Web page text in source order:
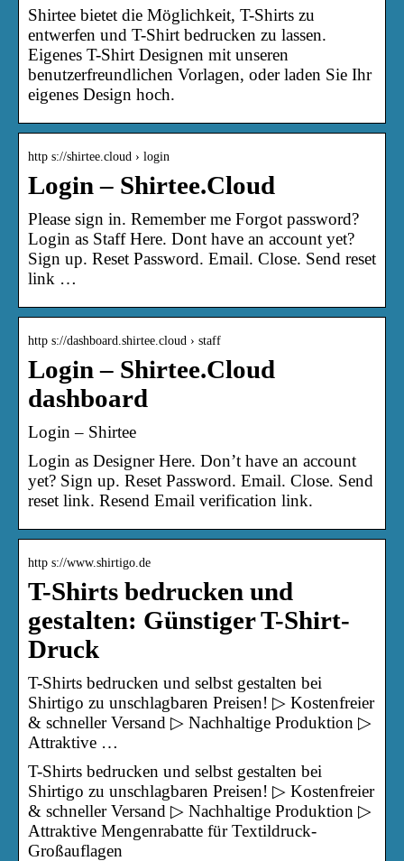
Shirtee bietet die Möglichkeit, T-Shirts zu
entwerfen und T-Shirt bedrucken zu lassen.
Eigenes T-Shirt Designen mit unseren
benutzerfreundlichen Vorlagen, oder laden Sie Ihr
eigenes Design hoch.
http s://shirtee.cloud › login
Login – Shirtee.Cloud
Please sign in. Remember me Forgot password?
Login as Staff Here. Dont have an account yet?
Sign up. Reset Password. Email. Close. Send reset
link …
http s://dashboard.shirtee.cloud › staff
Login – Shirtee.Cloud
dashboard
Login – Shirtee
Login as Designer Here. Don’t have an account
yet? Sign up. Reset Password. Email. Close. Send
reset link. Resend Email verification link.
http s://www.shirtigo.de
T-Shirts bedrucken und
gestalten: Günstiger T-Shirt-
Druck
T-Shirts bedrucken und selbst gestalten bei
Shirtigo zu unschlagbaren Preisen! ▷ Kostenfreier
& schneller Versand ▷ Nachhaltige Produktion ▷
Attraktive …
T-Shirts bedrucken und selbst gestalten bei
Shirtigo zu unschlagbaren Preisen! ▷ Kostenfreier
& schneller Versand ▷ Nachhaltige Produktion ▷
Attraktive Mengenrabatte für Textildruck-
Großauflagen